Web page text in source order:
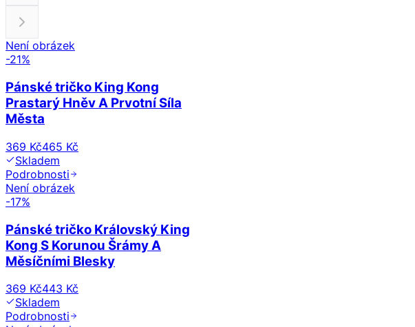
Není obrázek
-21%
Pánské tričko King Kong
Prastarý Hněv A Prvotní Síla
Města
369 Kč465 Kč
Skladem
Podrobnosti
Není obrázek
-17%
Pánské tričko Královský King
Kong S Korunou Šrámy A
Měsíčními Blesky
369 Kč443 Kč
Skladem
Podrobnosti